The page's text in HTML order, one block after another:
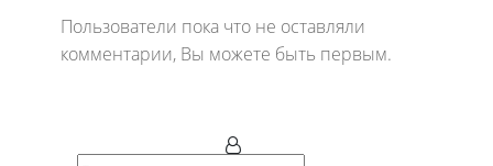
Пользователи пока что не оставляли
комментарии, Вы можете быть первым.